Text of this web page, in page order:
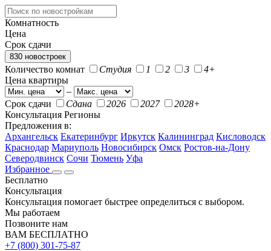
Комнатность
Цена
Срок сдачи
830 новостроек
Количество комнат Студия 1 2 3
4+
Цена квартиры
–
Срок сдачи
Сдана 2026 2027
2028+
Консультация Регионы
Предложения в:
Архангельск Екатеринбург Иркутск Калининград Кисловодск
Краснодар Мариуполь Новосибирск Омск Ростов-на-Дону
Северодвинск Сочи Тюмень Уфа
Избранное
Бесплатно
Консультация
Консультация помогает быстрее определиться с выбором.
Мы работаем
Позвоните нам
ВАМ БЕСПЛАТНО
+7 (800) 301-75-87